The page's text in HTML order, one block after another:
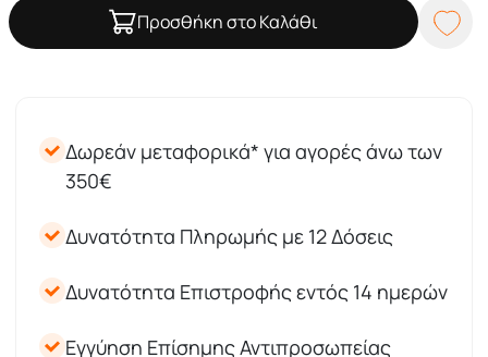
Προσθήκη στο Καλάθι
Δωρεάν μεταφορικά* για αγορές άνω των
350€
Δυνατότητα Πληρωμής με 12 Δόσεις
Δυνατότητα Επιστροφής εντός 14 ημερών
Εγγύηση Επίσημης Αντιπροσωπείας